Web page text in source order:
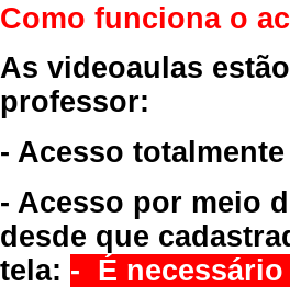
Como funciona o
As videoaulas
professor:
- Acesso
- Acesso por meio
desde que
tela: - É